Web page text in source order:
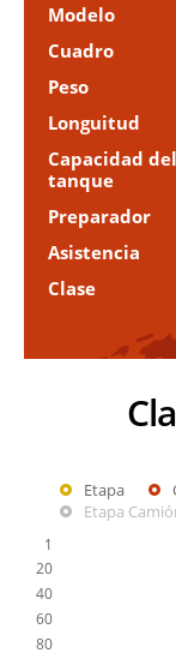
Modelo
Cuadro
Peso
Longuitud
Capacidad del
tanque
Preparador
Asistencia
Clase
Etapa
Etapa